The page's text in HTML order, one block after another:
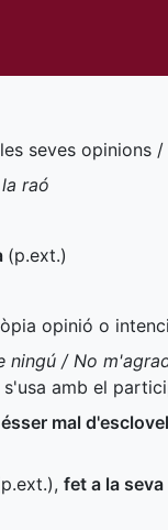
seves opinions
raó
(p.ext.)
opinió o
/ No
s'usa amb el
ésser mal
p.ext.), fet a la seva